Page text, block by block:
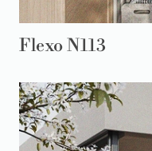
Flexo N113